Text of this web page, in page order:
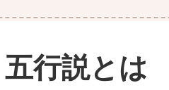
五行説とは